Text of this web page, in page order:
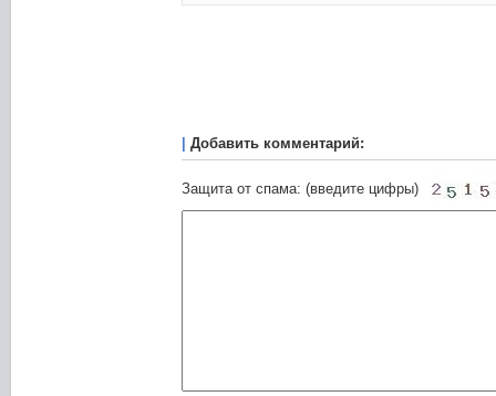
Добавить комментарий:
Защита от спама: (введите цифры)